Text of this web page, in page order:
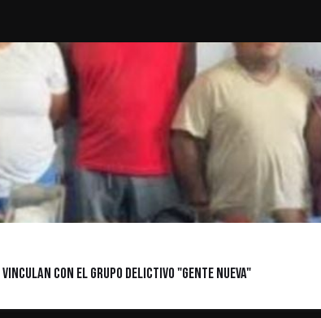
con el grupo delictivo "Gente Nueva"